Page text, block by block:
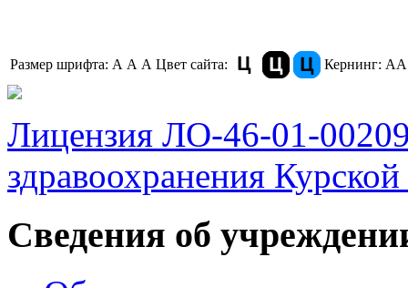
Размер шрифта: A A A Цвет сайта: Кернинг: АА
Лицензия ЛО-46-01-
здравоохранения
Сведения об